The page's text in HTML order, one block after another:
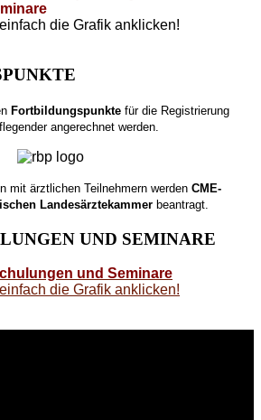
die Grafik anklicken!
Fortbildungspunktefür die Registrierung
angerechnet werden.
mit ärztlichen Teilnehmern werdenCME-
Landesärztekammer beantragt.
UND SEMINARE
und Seminare
die Grafik anklicken!